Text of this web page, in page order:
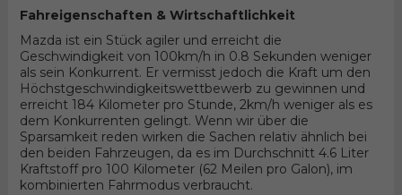
Fahreigenschaften & Wirtschaftlichkeit
Mazda ist ein Stück agiler und erreicht die
Geschwindigkeit von 100km/h in 0.8 Sekunden weniger
als sein Konkurrent. Er vermisst jedoch die Kraft um den
Höchstgeschwindigkeitswettbewerb zu gewinnen und
erreicht 184 Kilometer pro Stunde, 2km/h weniger als es
dem Konkurrenten gelingt. Wenn wir über die
Sparsamkeit reden wirken die Sachen relativ ähnlich bei
den beiden Fahrzeugen, da es im Durchschnitt 4.6 Liter
Kraftstoff pro 100 Kilometer (62 Meilen pro Galon), im
kombinierten Fahrmodus verbraucht.